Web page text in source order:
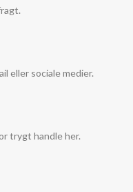
eller sociale medier.
trygt handle her.